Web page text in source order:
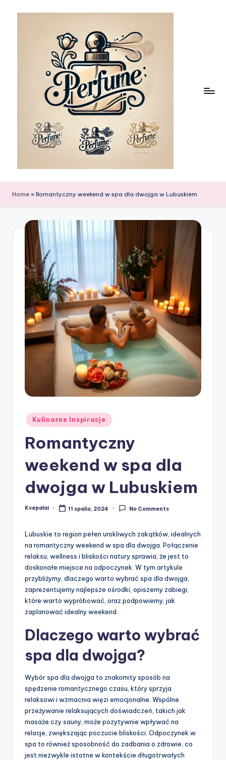
Home » Romantyczny weekend w spa dla dwojga w Lubuskiem
Posted
in
Kulinarne Inspiracje
Romantyczny
weekend w spa dla
dwojga w Lubuskiem
Posted
Kvepalai 11 spalio, 2024 No Comments
Lubuskie to region pełen urokliwych zakątków, idealnych
na romantyczny weekend w spa dla dwojga. Połączenie
relaksu, wellness i bliskości natury sprawia, że jest to
doskonałe miejsce na odpoczynek. W tym artykule
przybliżymy, dlaczego warto wybrać spa dla dwojga,
zaprezentujemy najlepsze ośrodki, opiszemy zabiegi,
które warto wypróbować, oraz podpowiemy, jak
zaplanować idealny weekend.
Dlaczego warto wybrać
spa dla dwojga?
Wybór spa dla dwojga to znakomity sposób na
spędzenie romantycznego czasu, który sprzyja
relaksowi i wzmacnia więzi emocjonalne. Wspólne
przeżywanie relaksujących doświadczeń, takich jak
masaże czy sauny, może pozytywnie wpływać na
relacje, zwiększając poczucie bliskości. Odpoczynek w
spa to również sposobność do zadbania o zdrowie, co
jest niezwykle istotne w kontekście długotrwałych